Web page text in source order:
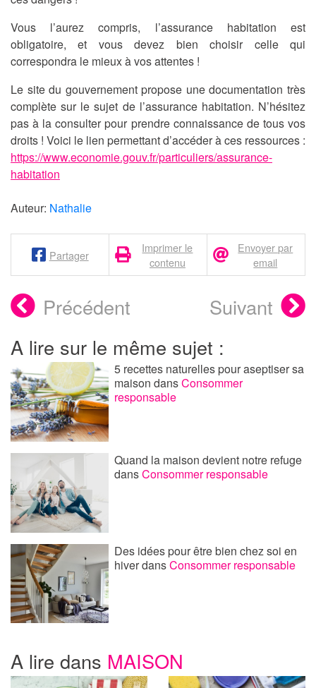
Vous l’aurez compris, l’assurance habitation est
obligatoire, et vous devez bien choisir celle qui
correspondra le mieux à vos attentes !
Le site du gouvernement propose une documentation très
complète sur le sujet de l’assurance habitation. N’hésitez
pas à la consulter pour prendre connaissance de tous vos
droits ! Voici le lien permettant d’accéder à ces ressources :
https://www.economie.gouv.fr/particuliers/assurance-
habitation
Auteur: Nathalie
Partager
Imprimer le
contenu
Envoyer par
email
Précédent
Suivant
A lire sur le même sujet :
5 recettes naturelles pour aseptiser sa
maisondansConsommer
responsable
Quand la maison devient notre refuge
dansConsommer responsable
Des idées pour être bien chez soi en
hiverdansConsommer responsable
A lire dans MAISON